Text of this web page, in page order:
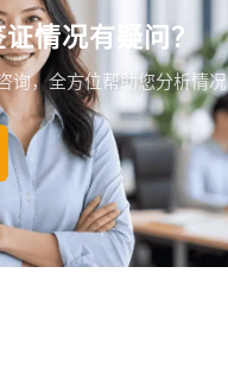
情况有疑问？
询，全方位帮助您分析情况